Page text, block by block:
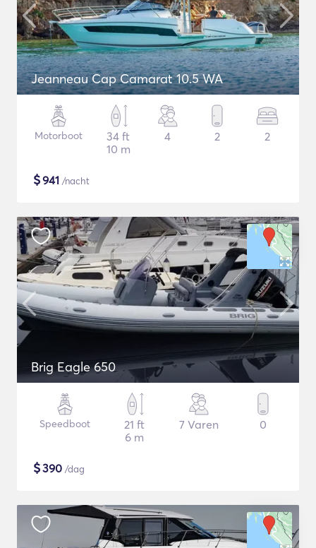
Jeanneau Cap Camarat 10.5 WA
Motorboot
34 ft
10 m
4 2 2
$941 /nacht
Brig Eagle 650
Speedboot
21 ft
6 m
7 Varen 0
$390 /dag